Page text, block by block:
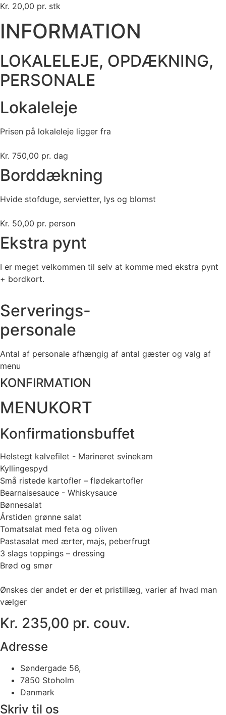
Kr. 20,00 pr. stk
INFORMATION
LOKALELEJE, OPDÆKNING,
PERSONALE
Lokaleleje
Prisen på lokaleleje ligger fra
Kr. 750,00 pr. dag
Borddækning
Hvide stofduge, servietter, lys og blomst
Kr. 50,00 pr. person
Ekstra pynt
I er meget velkommen til selv at komme med ekstra pynt
+ bordkort.
Serverings-
personale
Antal af personale afhængig af antal gæster og valg af
menu
KONFIRMATION
MENUKORT
Konfirmationsbuffet
Helstegt kalvefilet - Marineret svinekam
Kyllingespyd
Små ristede kartofler – flødekartofler
Bearnaisesauce - Whiskysauce
Bønnesalat
Årstiden grønne salat
Tomatsalat med feta og oliven
Pastasalat med ærter, majs, peberfrugt
3 slags toppings – dressing
Brød og smør
Ønskes der andet er der et pristillæg, varier af hvad man
vælger
Kr. 235,00 pr. couv.
Adresse
Søndergade 56,
7850 Stoholm
Danmark
Skriv til os